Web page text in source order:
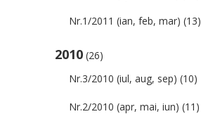
Nr.1/2011 (ian, feb, mar) (13)
2010 (26)
Nr.3/2010 (iul, aug, sep) (10)
Nr.2/2010 (apr, mai, iun) (11)